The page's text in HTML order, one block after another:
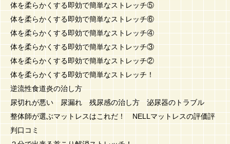
体を柔らかくする即効で簡単なストレッチ⑤
体を柔らかくする即効で簡単なストレッチ⑥
体を柔らかくする即効で簡単なストレッチ④
体を柔らかくする即効で簡単なストレッチ③
体を柔らかくする即効で簡単なストレッチ②
体を柔らかくする即効で簡単なストレッチ！
逆流性食道炎の治し方
尿切れが悪い 尿漏れ 残尿感の治し方 泌尿器のトラブル
整体師が選ぶマットレスはこれだ！ NELLマットレスの評価評
判口コミ